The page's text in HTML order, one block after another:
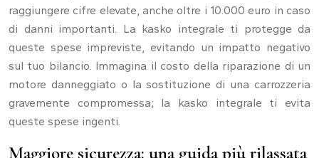
raggiungere cifre elevate, anche oltre i 10.000 euro in caso
di danni importanti. La kasko integrale ti protegge da
queste spese impreviste, evitando un impatto negativo
sul tuo bilancio. Immagina il costo della riparazione di un
motore danneggiato o la sostituzione di una carrozzeria
gravemente compromessa; la kasko integrale ti evita
queste spese ingenti.
Maggiore sicurezza: una guida più rilassata